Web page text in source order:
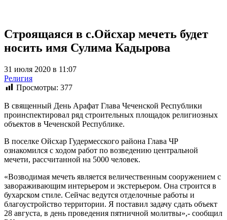
Строящаяся в с.Ойсхар мечеть будет
носить имя Сулима Кадырова
31 июля 2020 в 11:07
Религия
Просмотры: 377
В священный День Арафат Глава Чеченской Республики
проинспектировал ряд строительных площадок религиозных
объектов в Чеченской Республике.
В поселке Ойсхар Гудермесского района Глава ЧР
ознакомился с ходом работ по возведению центральной
мечети, рассчитанной на 5000 человек.
«Возводимая мечеть является величественным сооружением с
завораживающим интерьером и экстерьером. Она строится в
бухарском стиле. Сейчас ведутся отделочные работы и
благоустройство территории. Я поставил задачу сдать объект
28 августа, в день проведения пятничной молитвы»,- сообщил